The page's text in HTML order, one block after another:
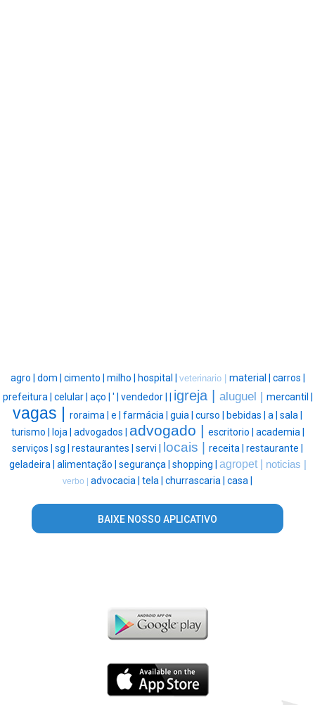
agro | dom | cimento | milho | hospital | veterinario | material | carros |
prefeitura | celular | aço | ' | vendedor | | igreja | aluguel | mercantil |
vagas | roraima | e | farmácia | guia | curso | bebidas | a | sala |
turismo | loja | advogados | advogado | escritorio | academia |
serviços | sg | restaurantes | servi | locais | receita | restaurante |
geladeira | alimentação | segurança | shopping | agropet | noticias |
verbo | advocacia | tela | churrascaria | casa |
BAIXE NOSSO APLICATIVO